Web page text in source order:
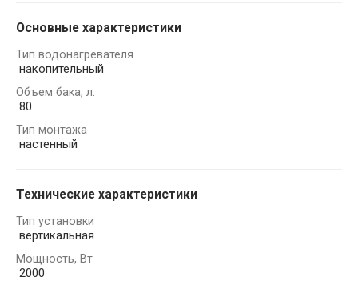
Основные характеристики
Тип водонагревателя
накопительный
Объем бака, л.
80
Тип монтажа
настенный
Технические характеристики
Тип установки
вертикальная
Мощность, Вт
2000